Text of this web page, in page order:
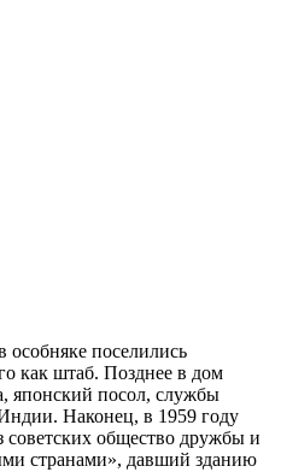
поселились
как штаб. Позднее в дом
японский посол, службы
Наконец, в 1959 году
советских общество дружбы и
странами», давший зданию